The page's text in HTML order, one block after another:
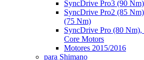
SyncDrive Pro3 (90
SyncDrive Pro2 (85
(75 Nm)
SyncDrive Pro (80
Core Motors
Motores 2015/2016
para Shimano